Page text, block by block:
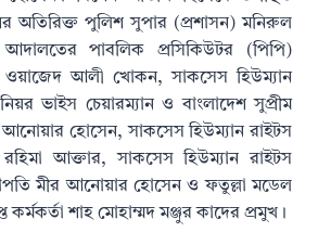
অতিরিক্ত পুলিশ সুপার (প্রশাসন) মনিরুল
আদালতের পাবলিক প্রসিকিউটর (পিপি)
আলী খোকন, সাকসেস হিউম্যান
ভাইস চেয়ারম্যান ও বাংলাদেশ সুপ্রীম
হোসেন, সাকসেস হিউম্যান রাইটস
রহিমা আক্তার, সাকসেস হিউম্যান রাইটস
মীর আনোয়ার হোসেন ও ফতুল্লা মডেল
কর্মকর্তা শাহ মোহাম্মদ মঞ্জুর কাদের প্রমুখ।